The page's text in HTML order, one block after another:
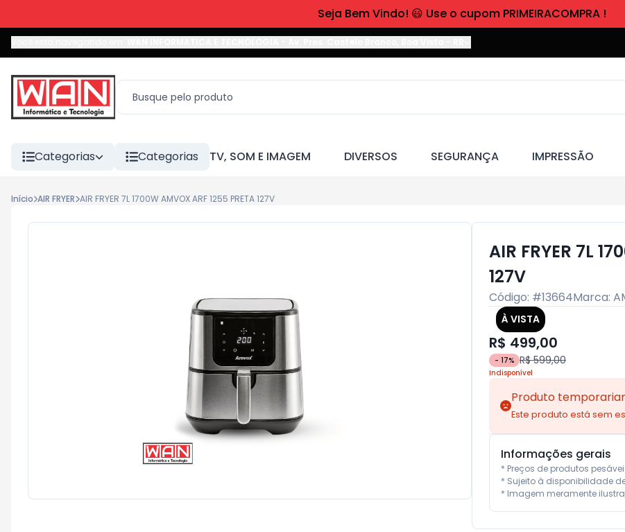
Seja Bem Vindo! 😃 Use o cupom PRIMEIRACOMPRA !
Categorias Categorias TV, SOM E IMAGEM DIVERSOS SEGURANÇA IMPRESSÃO
Início AIR FRYER AIR FRYER 7L 1700W AMVOX ARF 1255 PRETA 127V
AIR FRYER 7L
127V
Código: #13664Marca:
À VISTA
R$ 499,00
- 17% R$ 599,00
Indisponível
Produto
Este produto está sem
Informações gerais
* Preços de produtos
* Sujeito à disponibilidade
* Imagem meramente